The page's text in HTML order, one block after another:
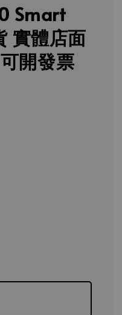
Smart
實體店面
開發票